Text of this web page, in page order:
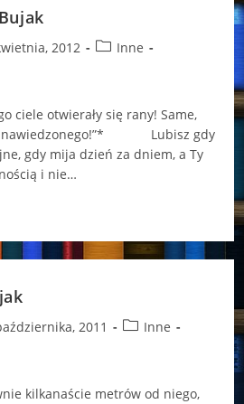
2012
PostInne
otwierały się rany! Same,
u nawiedzonego!”* Lubisz gdy
gdy mija dzień za dniem, a Ty
i nie…
2011
PostInne
kilkanaście metrów od niego,